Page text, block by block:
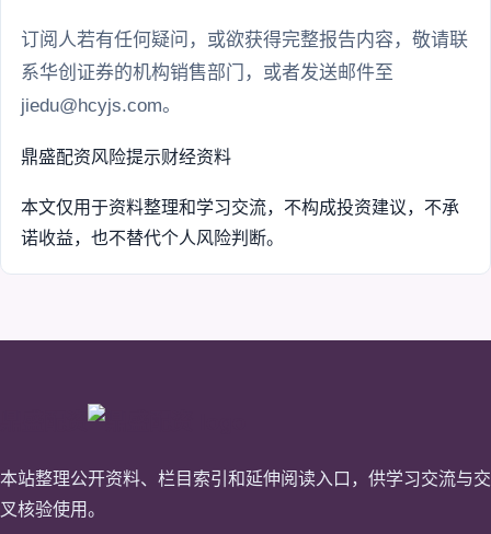
订阅人若有任何疑问，或欲获得完整报告内容，敬请联
系华创证券的机构销售部门，或者发送邮件至
jiedu@hcyjs.com。
鼎盛配资风险提示财经资料
本文仅用于资料整理和学习交流，不构成投资建议，不承
诺收益，也不替代个人风险判断。
本站整理公开资料、栏目索引和延伸阅读入口，供学习交流与交
叉核验使用。